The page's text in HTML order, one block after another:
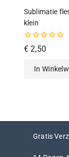
Sublimatie
klein
0
van
€ 2,50
In
Gratis